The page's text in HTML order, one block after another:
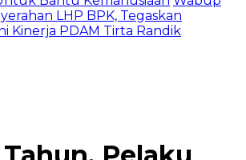
LHP BPK, Tegaskan
Kinerja PDAM Tirta Randik